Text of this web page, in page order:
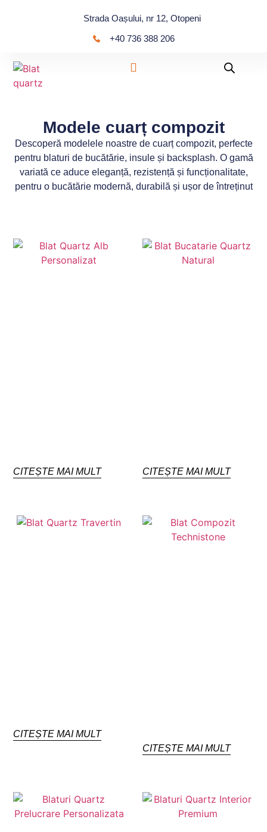
Strada Oașului, nr 12, Otopeni
+40 736 388 206
Modele cuarț compozit
Descoperă modelele noastre de cuarț compozit, perfecte
pentru blaturi de bucătărie, insule și backsplash. O gamă
variată ce aduce eleganță, rezistență și funcționalitate,
pentru o bucătărie modernă, durabilă și ușor de întreținut
CITEȘTE MAI MULT CITEȘTE MAI MULT
CITEȘTE MAI MULT
CITEȘTE MAI MULT